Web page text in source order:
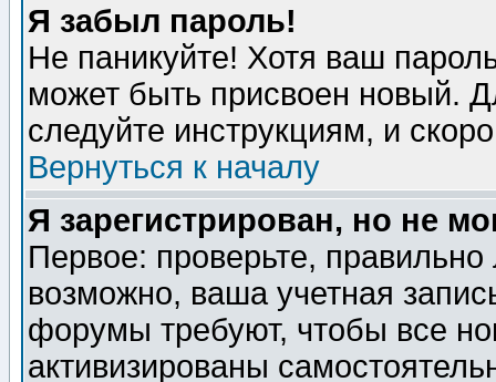
Я забыл пароль!
Не паникуйте! Хотя ваш
может быть присвоен новый.
следуйте инструкциям, и
Вернуться к началу
Я зарегистрирован, но не
Первое: проверьте,
возможно, ваша учетная
форумы требуют, чтобы все
активизированы